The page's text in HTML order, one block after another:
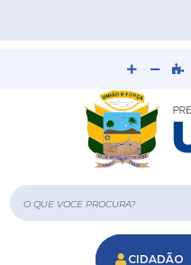
O que voce procura?
CIDADÃO